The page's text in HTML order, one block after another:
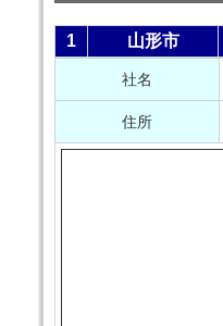
1 山形市
社名
住所